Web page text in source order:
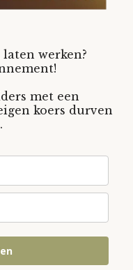
werken?
met een
koers durven